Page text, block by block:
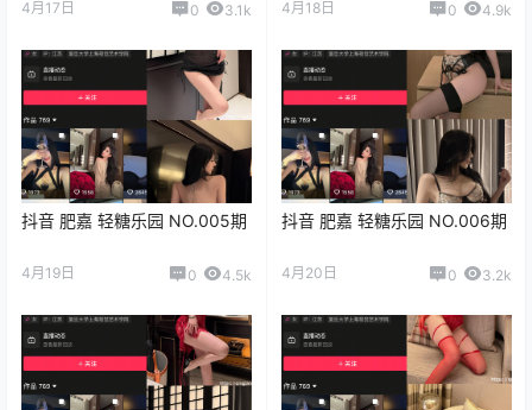
4月17日 0 3.1k 4月18日 0 4.9k
抖音 肥嘉 轻糖乐园 NO.005期
4月19日 0 4.5k
抖音 肥嘉 轻糖乐园 NO.006期
4月20日 0 3.2k